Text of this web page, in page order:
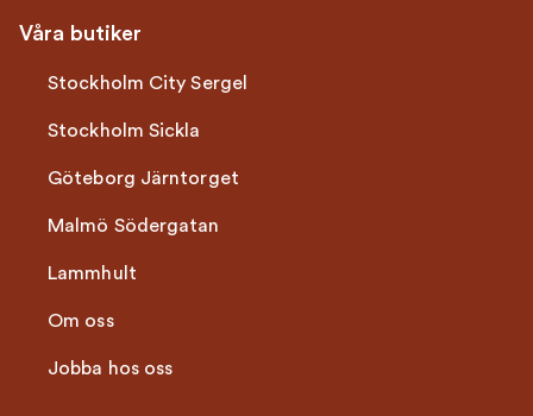
Våra butiker
Stockholm City Sergel
Stockholm Sickla
Göteborg Järntorget
Malmö Södergatan
Lammhult
Om oss
Jobba hos oss